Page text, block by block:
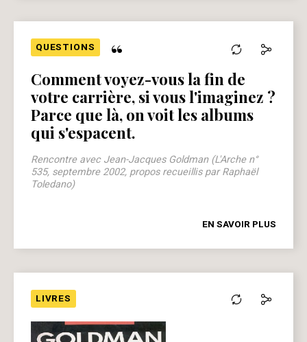
QUESTIONS “
Comment voyez-vous la fin de
votre carrière, si vous l'imaginez ?
Parce que là, on voit les albums
qui s'espacent.
Rencontre avec Jean-Jacques Goldman (L'Arche n°
535, septembre 2002, propos recueillis par Raphaël
Toledano)
EN SAVOIR PLUS
LIVRES